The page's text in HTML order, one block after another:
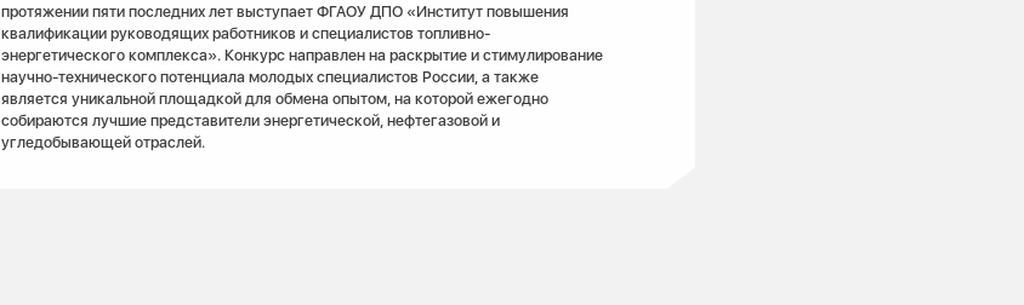
протяжении пяти последних лет выступает ФГАОУ ДПО «Институт повышения
квалификации руководящих работников и специалистов топливно-
энергетического комплекса». Конкурс направлен на раскрытие и стимулирование
научно-технического потенциала молодых специалистов России, а также
является уникальной площадкой для обмена опытом, на которой ежегодно
собираются лучшие представители энергетической, нефтегазовой и
угледобывающей отраслей.